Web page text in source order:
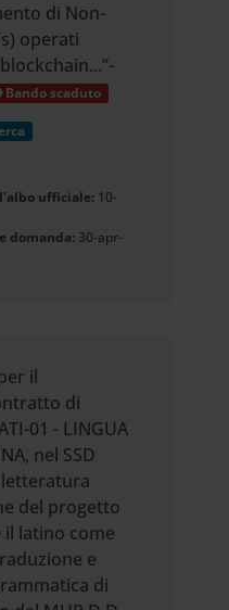
di Non-
operati
Bando scaduto
ufficiale: 10-
domanda: 30-apr-
il
di
01 - LINGUA
nel SSD
letteratura
del progetto
il latino come
e
di